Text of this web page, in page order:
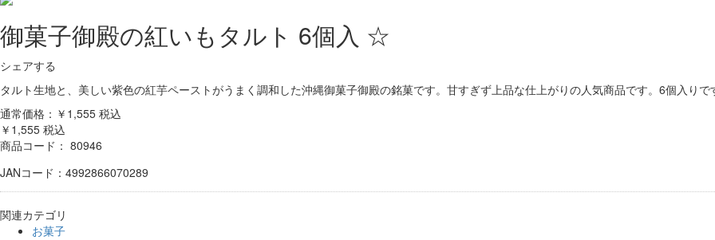
御菓子御殿の紅いもタルト 6個入 ☆
シェアする
タルト生地と、美しい紫色の紅芋ペーストがうまく調和した沖縄御菓子御殿の銘菓です。甘すぎず上品な仕上がりの人気商品です。6個入りで
通常価格：￥1,555 税込
￥1,555 税込
商品コード： 80946
JANコード：4992866070289
関連カテゴリ
お菓子